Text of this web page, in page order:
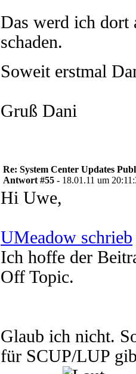
Das werd ich dort
schaden.
Soweit erstmal
Gruß Dani
Re: System Center Updates
Antwort #55 - 18.01.11 um
Hi Uwe,
UMeadow schrieb
Ich hoffe der
Off Topic.
Glaub ich nicht.
für SCUP/LUP